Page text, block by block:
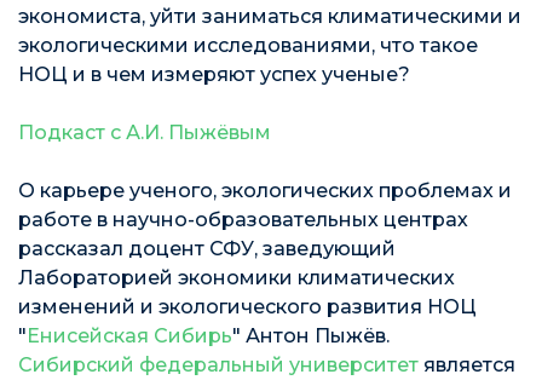
экономиста, уйти заниматься климатическими и
экологическими исследованиями, что такое
НОЦ и в чем измеряют успех ученые?
Подкаст с А.И. Пыжёвым
О карьере ученого, экологических проблемах и
работе в научно-образовательных центрах
рассказал доцент СФУ, заведующий
Лабораторией экономики климатических
изменений и экологического развития НОЦ
"Енисейская Сибирь" Антон Пыжёв.
Сибирский федеральный университет является